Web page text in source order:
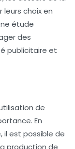
choix en
étude
des
publicitaire et
de
En
il est possible de
production de